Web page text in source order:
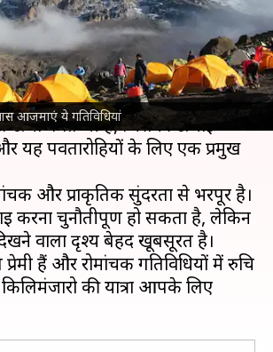
आजमाएं ये गतिविधियां
2024 06:30 pm
ऊंचा पर्वत माउंट किलिमंजारो
ऊंचा पर्वत भी है, जिसकी ऊंचाई
यह पर्वतारोहियों के लिए एक प्रमुख
और प्राकृतिक सुंदरता से भरपूर है।
करना चुनौतीपूर्ण हो सकता है, लेकिन
वाला दृश्य बेहद खूबसूरत है।
हैं और रोमांचक गतिविधियों में रुचि
की यात्रा आपके लिए